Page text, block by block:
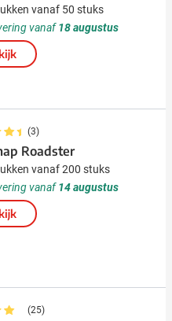
vanaf 50 stuks
vanaf18 augustus
(3)
Roadster
vanaf 200 stuks
vanaf14 augustus
(25)